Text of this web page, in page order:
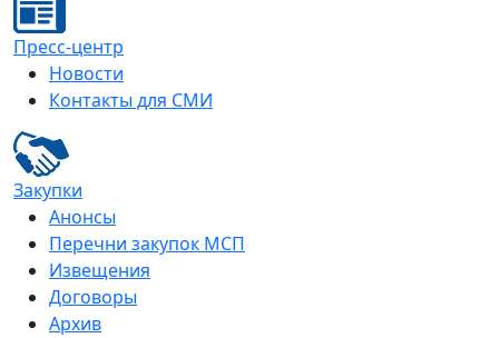
Пресс-центр
Новости
Контакты для СМИ
Закупки
Анонсы
Перечни закупок МСП
Извещения
Договоры
Архив